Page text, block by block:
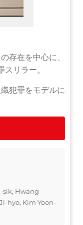
存在を中心に、
リラー。
犯罪をモデルに
sik, Hwang
hyo, Kim Yoon-